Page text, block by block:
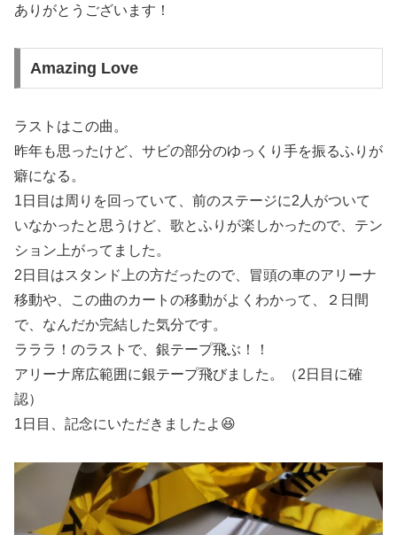
ありがとうございます！
Amazing Love
ラストはこの曲。
昨年も思ったけど、サビの部分のゆっくり手を振るふりが
癖になる。
1日目は周りを回っていて、前のステージに2人がついて
いなかったと思うけど、歌とふりが楽しかったので、テン
ション上がってました。
2日目はスタンド上の方だったので、冒頭の車のアリーナ
移動や、この曲のカートの移動がよくわかって、２日間
で、なんだか完結した気分です。
ラララ！のラストで、銀テープ飛ぶ！！
アリーナ席広範囲に銀テープ飛びました。（2日目に確
認）
1日目、記念にいただきましたよ😆